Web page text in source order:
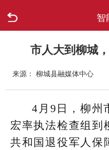
智
走进柳城
新闻中心
政府信息公开
网上办事
市人大到柳城
来源： 柳城县融媒体中心
4月9日，柳州
宏率执法检查组到
共和国退役军人保